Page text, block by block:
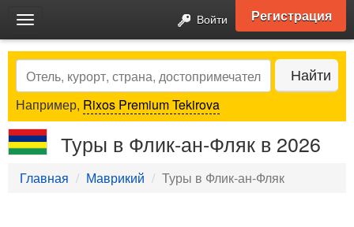
Toggle
navigation
Войти Регистрация
Search Найти
Например, Rixos Premium Tekirova
Туры в Флик-ан-Фляк в 2026
Главная Маврикий Туры в Флик-ан-Фляк